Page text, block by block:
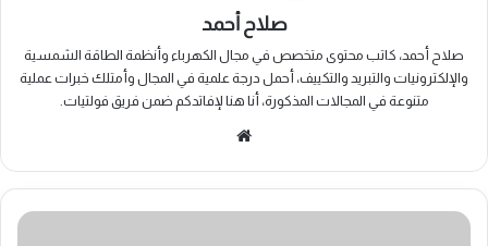
صلاح أحمد
صلاح أحمد، كاتب محتوى متخصص في مجال الكهرباء وأنظمة الطاقة الشمسية
والإلكترونيات والتبريد والتكييف، أحمل درجة علمية في المجال وأمتلك خبرات عملية
متنوعة في المجالات المذكورة، أنا هنا لإفاتدكم ضمن فريق فولتيات.
مميزات